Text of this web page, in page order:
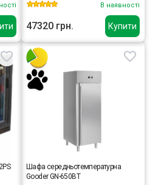
Купити
В наявності
47320 грн.
Шафа середньотемпературна
Gooder GN-650BT